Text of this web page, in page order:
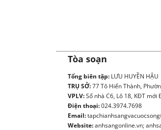
Tòa soạn
Tổng biên tập: LƯU HUYỀN HẬU
TRỤ SỞ:77 Tô Hiến Thành,
VPLV:Số nhà C6, Lô 18, KĐT mới
Điện thoại:024.3974.7698
Email:
Website:anhsangonline.vn;